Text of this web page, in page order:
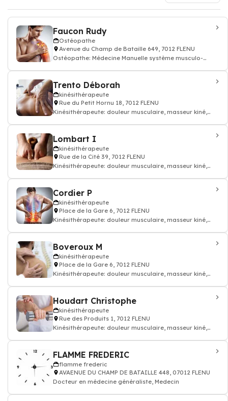
Faucon Rudy
Ostéopathe
Avenue du Champ de Bataille 649, 7012 FLENU
Ostéopathe: Médecine Manuelle système musculo-
Trento Déborah
kinésithérapeute
Rue du Petit Hornu 18, 7012 FLENU
Kinésithérapeute: douleur musculaire, masseur kiné,
Lombart I
kinésithérapeute
Rue de la Cité 39, 7012 FLENU
Kinésithérapeute: douleur musculaire, masseur kiné,
Cordier P
kinésithérapeute
Place de la Gare 6, 7012 FLENU
Kinésithérapeute: douleur musculaire, masseur kiné,
Boveroux M
kinésithérapeute
Place de la Gare 6, 7012 FLENU
Kinésithérapeute: douleur musculaire, masseur kiné,
Houdart Christophe
kinésithérapeute
Rue des Produits 1, 7012 FLENU
Kinésithérapeute: douleur musculaire, masseur kiné,
FLAMME FREDERIC
flamme frederic
AVAENUE DU CHAMP DE BATAILLE 448, 07012 FLENU
Docteur en médecine généraliste, Medecin